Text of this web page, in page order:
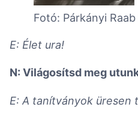
Fotó: Párkányi
E: Élet ura!
N: Világosítsd meg
E: A tanítványok üresen